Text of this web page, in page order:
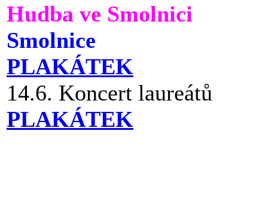
Hudba ve Smolnici
Smolnice
PLAKÁTEK
14.6. Koncert laureátů
PLAKÁTEK